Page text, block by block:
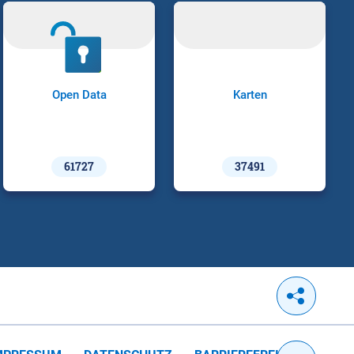
Open Data
61727
Karten
37491